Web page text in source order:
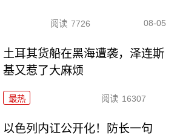
阅读 7726 08-05
土耳其货船在黑海遭袭，泽连斯
基又惹了大麻烦
最热 阅读 16307
以色列内讧公开化！防长一句